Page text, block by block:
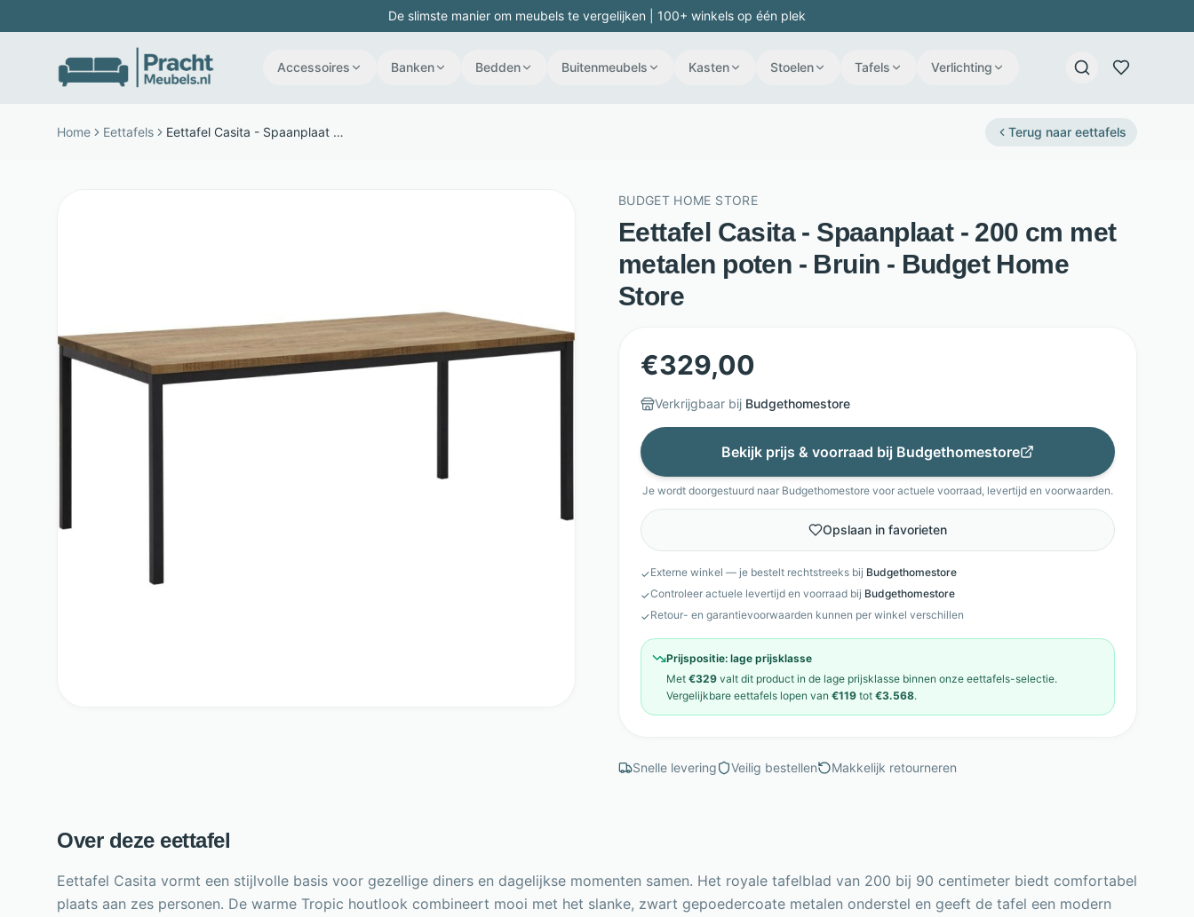
De slimste manier om meubels te vergelijken | 100+ winkels op één plek
Accessoires Banken Bedden Buitenmeubels Kasten Stoelen Tafels Verlichting
Home Eettafels Eettafel Casita - Spaanplaat - 200 cm met metalen poten - Bruin - Budget Home Store Terug naar eettafels
BUDGET HOME STORE
Eettafel Casita - Spaanplaat - 200 cm met
metalen poten - Bruin - Budget Home
Store
€329,00
Verkrijgbaar bij Budgethomestore
Bekijk prijs & voorraad bij Budgethomestore
Je wordt doorgestuurd naar Budgethomestore voor actuele voorraad, levertijd en voorwaarden.
Opslaan in favorieten
✓Externe winkel — je bestelt rechtstreeks bij Budgethomestore
✓Controleer actuele levertijd en voorraad bij Budgethomestore
✓Retour- en garantievoorwaarden kunnen per winkel verschillen
Prijspositie: lage prijsklasse
Met €329 valt dit product in de lage prijsklasse binnen onze eettafels-selectie.
Vergelijkbare eettafels lopen van €119 tot €3.568.
Snelle levering Veilig bestellen Makkelijk retourneren
Over deze eettafel
Eettafel Casita vormt een stijlvolle basis voor gezellige diners en dagelijkse momenten samen. Het royale tafelblad van 200 bij 90 centimeter biedt comfortabel
plaats aan zes personen. De warme Tropic houtlook combineert mooi met het slanke, zwart gepoedercoate metalen onderstel en geeft de tafel een modern